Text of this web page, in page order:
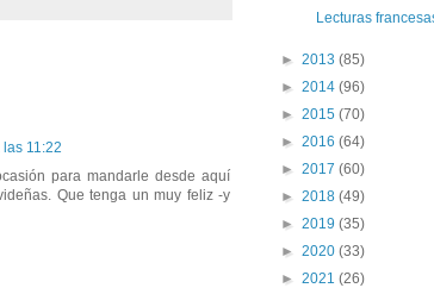
11:22
para mandarle desde aquí
Que tenga un muy feliz -y
Lecturas
► 2013 (85)
► 2014 (96)
► 2015 (70)
► 2016 (64)
► 2017 (60)
► 2018 (49)
► 2019 (35)
► 2020 (33)
► 2021 (26)